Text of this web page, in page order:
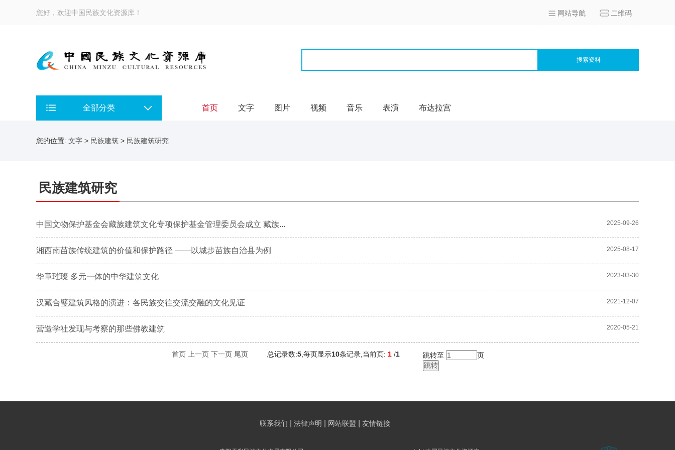
您好，欢迎中国民族文化资源库！ 网站导航 二维码
搜索资料
全部分类 首页 文字 图片 视频 音乐 表演 布达拉宫
您的位置: 文字 > 民族建筑 > 民族建筑研究
民族建筑研究
中国文物保护基金会藏族建筑文化专项保护基金管理委员会成立 藏族... 2025-09-26
湘西南苗族传统建筑的价值和保护路径 ——以城步苗族自治县为例 2025-08-17
华章璀璨 多元一体的中华建筑文化 2023-03-30
汉藏合璧建筑风格的演进：各民族交往交流交融的文化见证 2021-12-07
营造学社发现与考察的那些佛教建筑 2020-05-21
首页 上一页 下一页 尾页 总记录数:5 ,每页显示10条记录,当前页: 1 /1 跳转至 页
联系我们 法律声明 网站联盟 友情链接